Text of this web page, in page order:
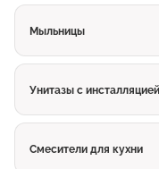
Мыльницы
Унитазы с инсталляцией
Смесители для кухни